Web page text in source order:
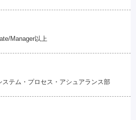
Manager以上
テム・プロセス・アシュアランス部